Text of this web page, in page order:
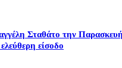
Σταθάτο την
είσοδο